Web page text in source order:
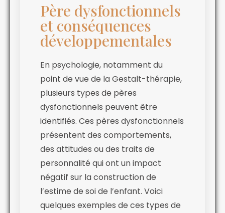
Père dysfonctionnels
et conséquences
développementales
En psychologie, notamment du
point de vue de la Gestalt-thérapie,
plusieurs types de pères
dysfonctionnels peuvent être
identifiés. Ces pères dysfonctionnels
présentent des comportements,
des attitudes ou des traits de
personnalité qui ont un impact
négatif sur la construction de
l’estime de soi de l’enfant. Voici
quelques exemples de ces types de